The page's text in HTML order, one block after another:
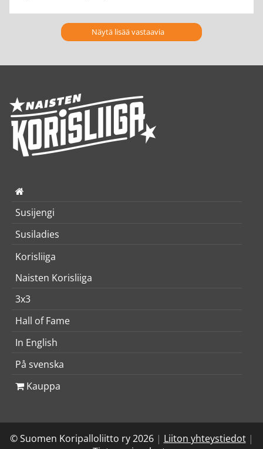
Näytä lisää vastaavia
Susijengi
Susiladies
Korisliiga
Naisten Korisliiga
3x3
Hall of Fame
In English
På svenska
Kauppa
© Suomen Koripalloliitto ry 2026 | Liiton yhteystiedot |